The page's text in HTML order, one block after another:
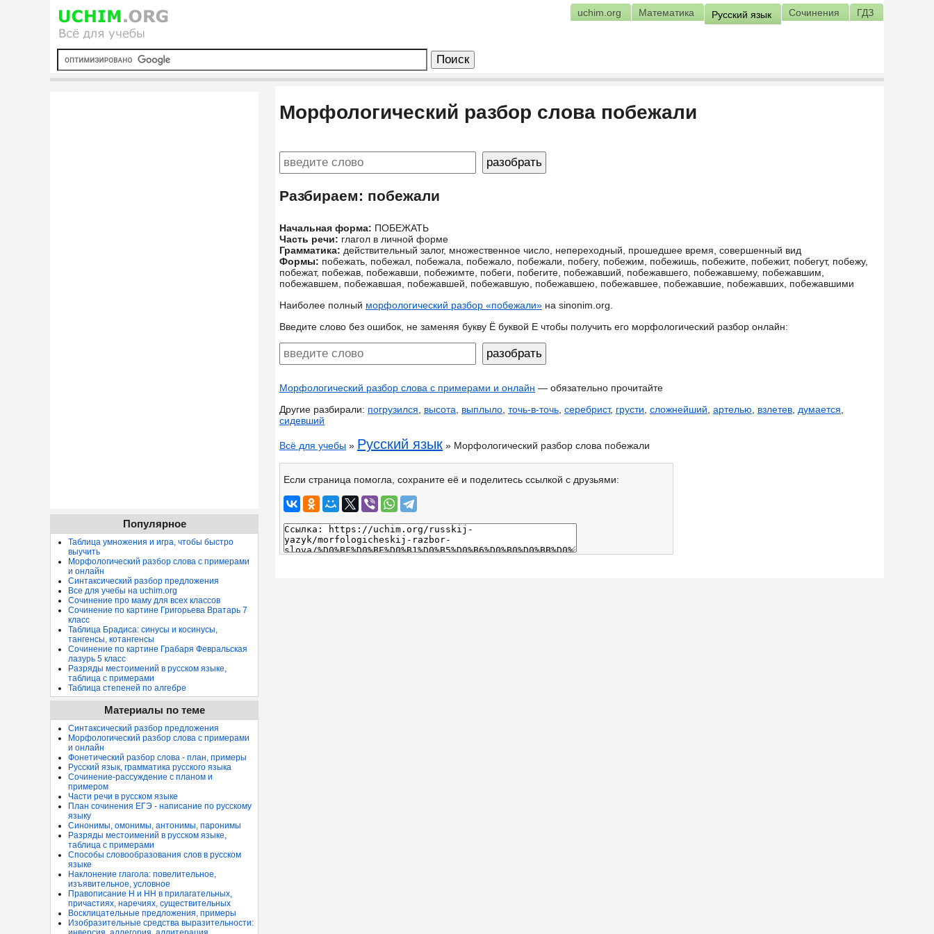
uchim.org Математика Русский язык Сочинения ГДЗ
Морфологический разбор слова побежали
Разбираем: побежали
Начальная форма: ПОБЕЖАТЬ
Часть речи: глагол в личной форме
Грамматика: действительный залог, множественное число, непереходный, прошедшее время, совершенный вид
Формы: побежать, побежал, побежала, побежало, побежали, побегу, побежим, побежишь, побежите, побежит, побегут, побежу,
побежат, побежав, побежавши, побежимте, побеги, побегите, побежавший, побежавшего, побежавшему, побежавшим,
побежавшем, побежавшая, побежавшей, побежавшую, побежавшею, побежавшее, побежавшие, побежавших, побежавшими
Наиболее полный морфологический разбор «побежали» на sinonim.org.
Введите слово без ошибок, не заменяя букву Ё буквой Е чтобы получить его морфологический разбор онлайн:
Морфологический разбор слова с примерами и онлайн — обязательно прочитайте
Другие разбирали: погрузился высота выплыло точь-в-точь серебрист, грусти сложнейший артелью взлетев думается
сидевший
Всё для учебы » Русский язык » Морфологический разбор слова побежали
Если страница помогла, сохраните её и поделитесь ссылкой с друзьями:
Популярное
Таблица умножения и игра, чтобы быстро
выучить
Морфологический разбор слова с примерами
и онлайн
Синтаксический разбор предложения
Все для учебы на uchim.org
Сочинение про маму для всех классов
Сочинение по картине Григорьева Вратарь 7
класс
Таблица Брадиса: синусы и косинусы,
тангенсы, котангенсы
Сочинение по картине Грабаря Февральская
лазурь 5 класс
Разряды местоимений в русском языке,
таблица с примерами
Таблица степеней по алгебре
Материалы по теме
Синтаксический разбор предложения
Морфологический разбор слова с примерами
и онлайн
Фонетический разбор слова - план, примеры
Русский язык, грамматика русского языка
Сочинение-рассуждение с планом и
примером
Части речи в русском языке
План сочинения ЕГЭ - написание по русскому
языку
Синонимы, омонимы, антонимы, паронимы
Разряды местоимений в русском языке,
таблица с примерами
Способы словообразования слов в русском
языке
Наклонение глагола: повелительное,
изъявительное, условное
Правописание Н и НН в прилагательных,
причастиях, наречиях, существительных
Восклицательные предложения, примеры
Изобразительные средства выразительности: